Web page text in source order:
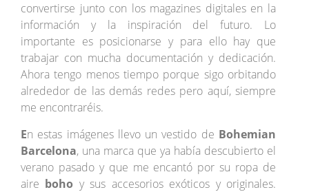
convertirse junto con los magazines digitales en la
información y la inspiración del futuro. Lo
importante es posicionarse y para ello hay que
trabajar con mucha documentación y dedicación.
Ahora tengo menos tiempo porque sigo orbitando
alrededor de las demás redes pero aquí, siempre
me encontraréis.
En estas imágenes llevo un vestido de Bohemian
Barcelona, una marca que ya había descubierto el
verano pasado y que me encantó por su ropa de
aire boho y sus accesorios exóticos y originales.